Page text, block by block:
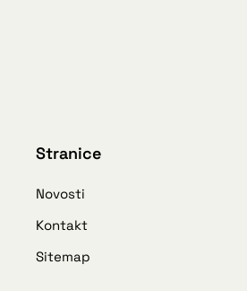
Stranice
Novosti
Kontakt
Sitemap